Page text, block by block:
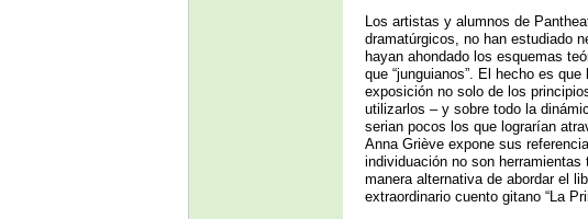
Los artistas y alumnos de
dramatúrgicos, no han estudiado
hayan ahondado los esquemas
que “junguianos”. El hecho es
exposición no solo de los
utilizarlos – y sobre todo la
serian pocos los que lograrían
Anna Griève expone sus
individuación no son
manera alternativa de abordar el
extraordinario cuento gitano “La